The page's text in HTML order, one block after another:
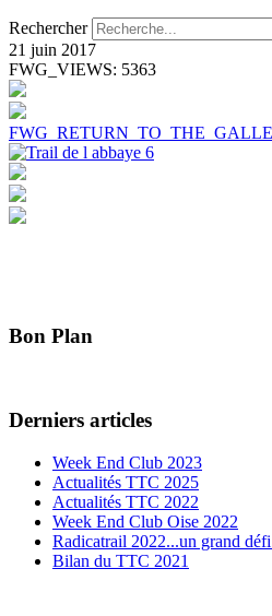
Rechercher
21 juin 2017
FWG_VIEWS: 5363
Bon Plan
Derniers articles
Week End Club 2023
Actualités TTC 2025
Actualités TTC 2022
Week End Club Oise 2022
Radicatrail 2022...un grand
Bilan du TTC 2021